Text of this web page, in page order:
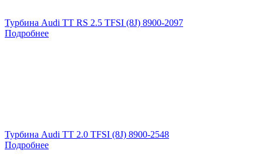
Турбина Audi TT RS 2.5 TFSI (8J) 8900-2097
Подробнее
Турбина Audi TT 2.0 TFSI (8J) 8900-2548
Подробнее